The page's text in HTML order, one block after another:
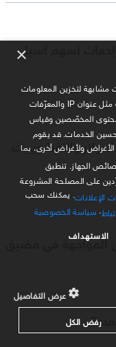
أسهم آسيا
والنفط ويربك
المواجهة في مضيق
×
مشابهة لتخزين المعلومات
على جهازك والوصول إليها ومعالجة البيانات الشخصية مثل عنوان IP والمعرّفات
المخصّصين وقياس
الخدمات. قد يقوم
ولأغراض أخرى، بما
الجهاز. تنطبق
على المصلحة المشروعة
الإعلانات . يمكنك سحب
سياسة الخصوصية
الاستهداف
عرض التفاصيل
رفض الكل